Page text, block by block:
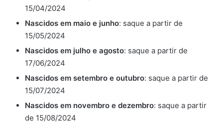
15/04/2024
Nascidos em maio e junho: saque a partir de
15/05/2024
Nascidos em julho e agosto: saque a partir de
17/06/2024
Nascidos em setembro e outubro: saque a partir de
15/07/2024
Nascidos em novembro e dezembro: saque a partir
de 15/08/2024